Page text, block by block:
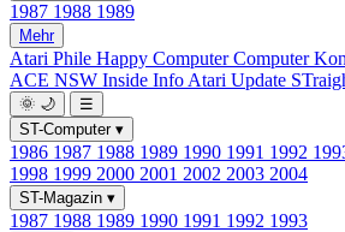
1987 1988 1989
Mehr
Atari Phile Happy ComputerComputer
ACE NSW Inside Info Atari Update
🌞 🌙
☰
ST-Computer ▾
1986 1987 1988 1989 1990 1991 1992
1998 1999 2000 2001 2002 2003 2004
ST-Magazin ▾
1987 1988 1989 1990 1991 1992 1993